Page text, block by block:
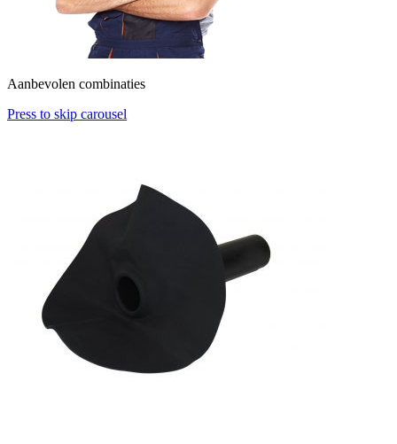
Aanbevolen combinaties
Press to skip carousel